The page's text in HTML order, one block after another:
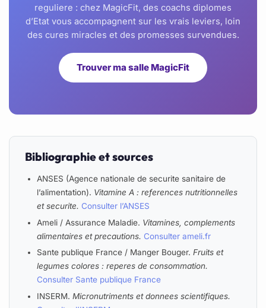
reguliere : chez MagicFit, des coachs diplomes
d’Etat vous accompagnent sur les vrais leviers, loin
des cures miracles et des promesses survendues.
Trouver ma salle MagicFit
Bibliographie et sources
ANSES (Agence nationale de securite sanitaire de
l’alimentation). Vitamine A : references nutritionnelles
et securite. Consulter l’ANSES
Ameli / Assurance Maladie. Vitamines, complements
alimentaires et precautions. Consulter ameli.fr
Sante publique France / Manger Bouger. Fruits et
legumes colores : reperes de consommation.
Consulter Sante publique France
INSERM. Micronutriments et donnees scientifiques.